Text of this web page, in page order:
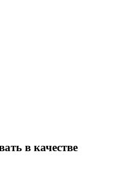
в качестве